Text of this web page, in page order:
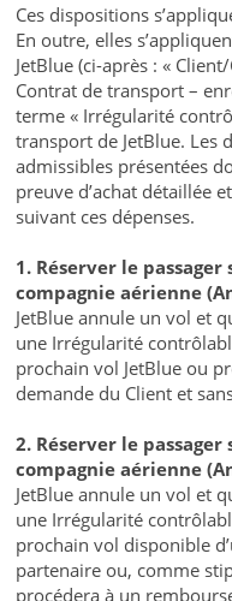
Ces dispositions
En outre, elles
JetBlue (ci-après : «
Contrat de transport –
terme « Irrégularité
transport de JetBlue. Les
admissibles présentées
preuve d’achat détaillée
suivant ces dépenses.
1. Réserver le
compagnie aérienne
JetBlue annule un vol et
une Irrégularité
prochain vol JetBlue ou
demande du Client et
2. Réserver le
compagnie aérienne
JetBlue annule un vol et
une Irrégularité
prochain vol disponible
partenaire ou, comme
procédera à un